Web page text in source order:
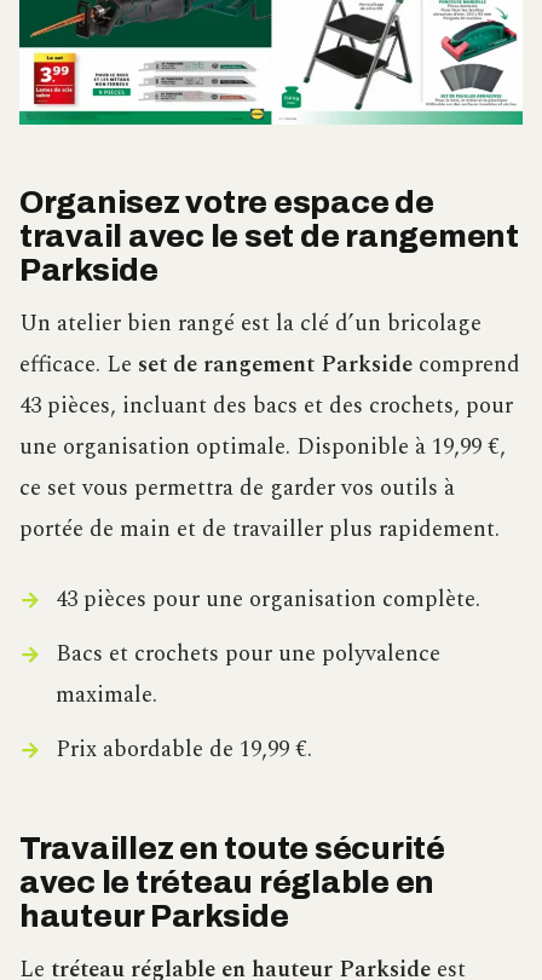
Organisez votre espace de
travail avec le set de rangement
Parkside
Un atelier bien rangé est la clé d’un bricolage
efficace. Le set de rangement Parkside comprend
43 pièces, incluant des bacs et des crochets, pour
une organisation optimale. Disponible à 19,99 €,
ce set vous permettra de garder vos outils à
portée de main et de travailler plus rapidement.
43 pièces pour une organisation complète.
Bacs et crochets pour une polyvalence
maximale.
Prix abordable de 19,99 €.
Travaillez en toute sécurité
avec le tréteau réglable en
hauteur Parkside
Le tréteau réglable en hauteur Parkside est